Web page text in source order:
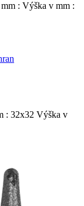
: Výška v mm :
: 32x32 Výška v